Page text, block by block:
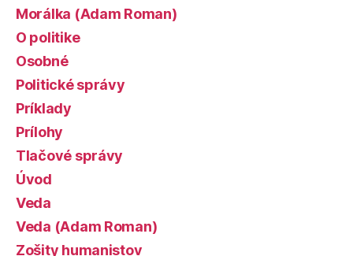
Morálka (Adam Roman)
O politike
Osobné
Politické správy
Príklady
Prílohy
Tlačové správy
Úvod
Veda
Veda (Adam Roman)
Zošity humanistov